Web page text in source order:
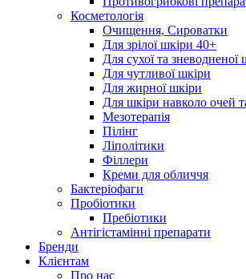
Косметологія
Очищення, Сироватки
Для зрілої шкіри 40+
Для сухої та зневодненої
Для чутливої шкіри
Для жирної шкіри
Для шкіри навколо очей
Мезотерапія
Пілінг
Ліполітики
Філлери
Креми для обличчя
Бактеріофаги
Пробіотики
Пребіотики
Антігістамінні препарати
Бренди
Клієнтам
Про нас